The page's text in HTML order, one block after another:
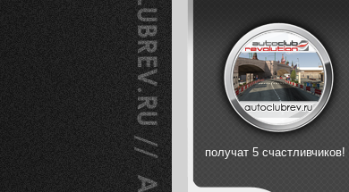
получат 5 счастливчиков!